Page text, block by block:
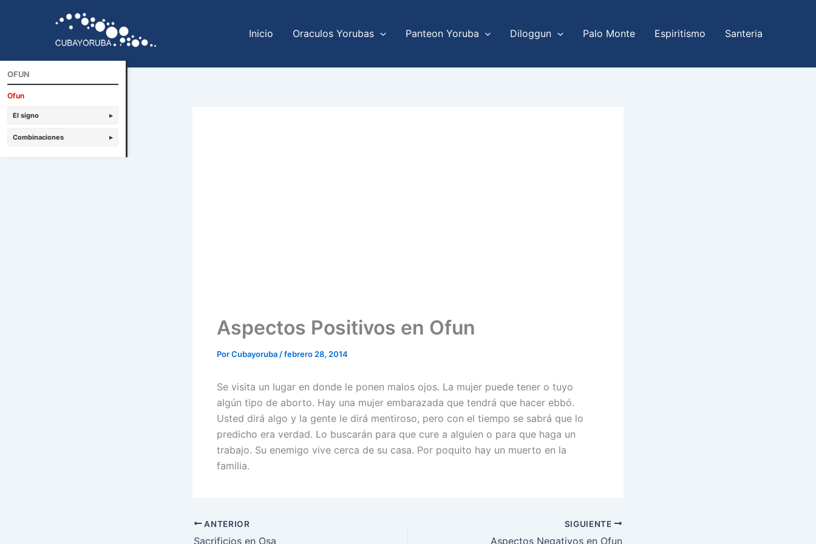
Inicio Oraculos Yorubas Panteon Yoruba Diloggun Palo Monte Espiritismo Santeria
Aspectos Positivos en Ofun
PorCubayoruba /febrero 28, 2014
Se visita un lugar en donde le ponen malos ojos. La mujer puede tener o tuyo
algún tipo de aborto. Hay una mujer embarazada que tendrá que hacer ebbó.
Usted dirá algo y la gente le dirá mentiroso, pero con el tiempo se sabrá que lo
predicho era verdad. Lo buscarán para que cure a alguien o para que haga un
trabajo. Su enemigo vive cerca de su casa. Por poquito hay un muerto en la
familia.
ANTERIOR
Sacrificios en Osa
SIGUIENTE
Aspectos Negativos en Ofun
OFUN
Ofun
El signo ▸
Combinaciones ▸